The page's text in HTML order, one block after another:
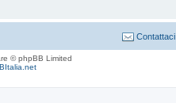
Contattaci
© phpBB Limited